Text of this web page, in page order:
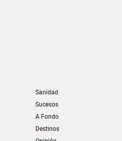
Sanidad
Sucesos
A Fondo
Destinos